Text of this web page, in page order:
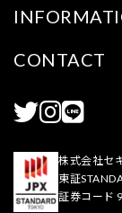
CONTACT
株式会社セ
東証
証券コード